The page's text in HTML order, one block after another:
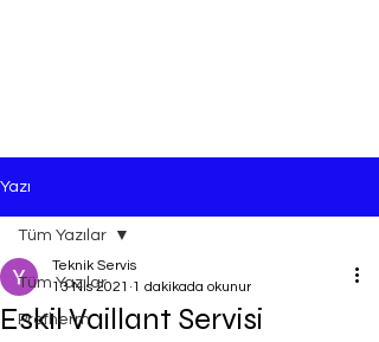
Yazı
Tüm Yazılar
Protherm
Tüm Yazılar
Eskil Vaillant Servisi
Teknik Servis
13 Nis 2021 1 dakikada okunur